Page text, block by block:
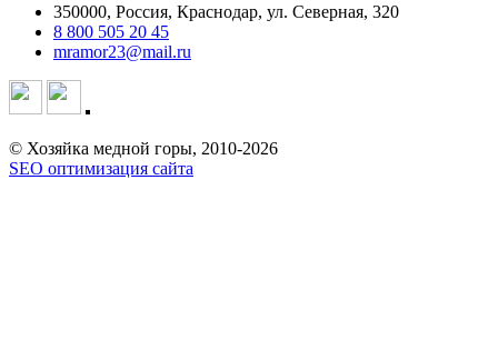
350000, Россия, Краснодар, ул. Северная, 320
8 800 505 20 45
mramor23@mail.ru
© Хозяйка медной горы, 2010-2026
SEO оптимизация сайта